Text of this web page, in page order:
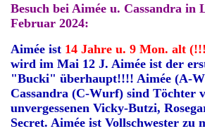
Besuch bei Aimée u. Cassandra in
Februar 2024:
Aimée ist 14 Jahre u. 9 Mon. alt
wird im Mai 12 J. Aimée ist der
"Bucki" überhaupt!!!! Aimée (A-
Cassandra (C-Wurf) sind Töchter
unvergessenen Vicky-Butzi,
Secret. Aimée ist Vollschwester zu